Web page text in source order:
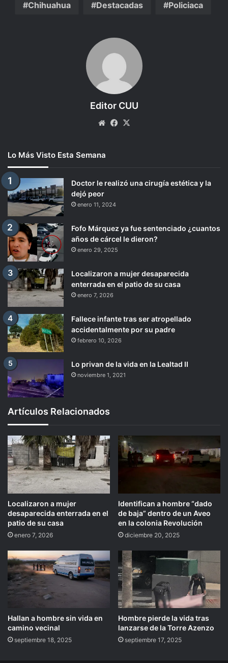
Chihuahua Destacadas Policiaca
Editor CUU
WebsiteFacebook
Lo Más Visto Esta Semana
Doctor le realizó una cirugía estética y la
dejó peor
enero 11, 2024
Fofo Márquez ya fue sentenciado ¿cuantos
años de cárcel le dieron?
enero 29, 2025
Localizaron a mujer desaparecida
enterrada en el patio de su casa
enero 7, 2026
Fallece infante tras ser atropellado
accidentalmente por su padre
febrero 10, 2026
Lo privan de la vida en la Lealtad II
noviembre 1, 2021
Artículos Relacionados
Localizaron a mujer
desaparecida enterrada en el
patio de su casa
enero 7, 2026
Identifican a hombre “dado
de baja” dentro de un Aveo
en la colonia Revolución
diciembre 20, 2025
Hallan a hombre sin vida en
camino vecinal
septiembre 18, 2025
Hombre pierde la vida tras
lanzarse de la Torre Azenzo
septiembre 17, 2025